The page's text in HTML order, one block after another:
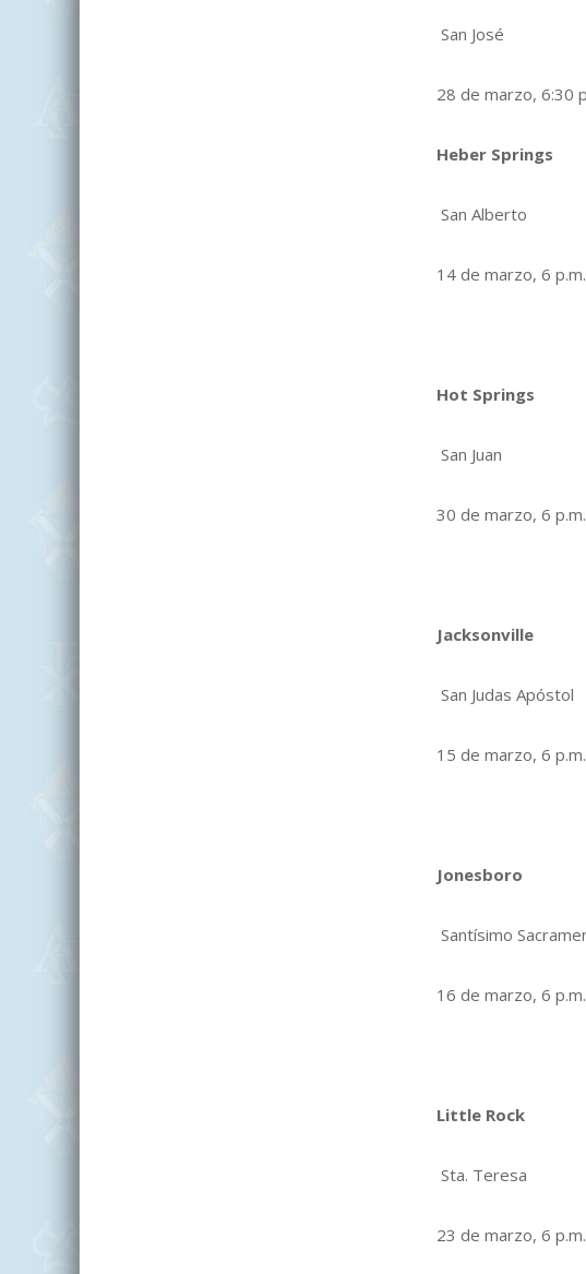
San José
28 de marzo, 6:30
Heber Springs
San Alberto
14 de marzo, 6 p.m.
Hot Springs
San Juan
30 de marzo, 6 p.m.
Jacksonville
San Judas Apóstol
15 de marzo, 6 p.m.
Jonesboro
Santísimo
16 de marzo, 6 p.m.
Little Rock
Sta. Teresa
23 de marzo, 6 p.m.